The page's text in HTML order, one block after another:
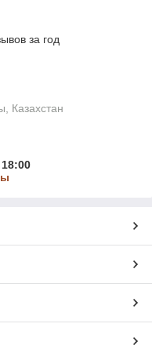
за год
Казахстан